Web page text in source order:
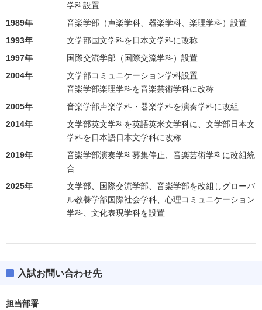
学科設置
1989年
音楽学部（声楽学科、器楽学科、楽理学科）設置
1993年
文学部国文学科を日本文学科に改称
1997年
国際交流学部（国際交流学科）設置
2004年
文学部コミュニケーション学科設置
音楽学部楽理学科を音楽芸術学科に改称
2005年
音楽学部声楽学科・器楽学科を演奏学科に改組
2014年
文学部英文学科を英語英米文学科に、文学部日本文
学科を日本語日本文学科に改称
2019年
音楽学部演奏学科募集停止、音楽芸術学科に改組統
合
2025年
文学部、国際交流学部、音楽学部を改組しグローバ
ル教養学部国際社会学科、心理コミュニケーション
学科、文化表現学科を設置
入試お問い合わせ先
担当部署